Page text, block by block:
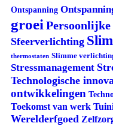
Ontspanning
groei
Sfeerverlichting
thermostaten Slimme
Stressmanagement
Technologische
ontwikkelingen
Toekomst van werk
Werelderfgoed